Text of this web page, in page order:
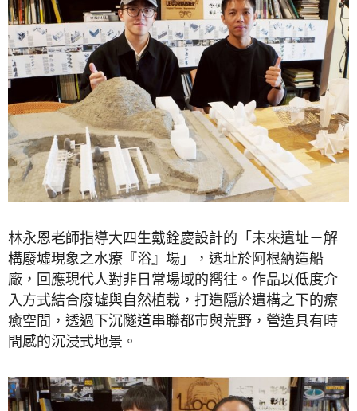
林永恩老師指導大四生戴銓慶設計的「未來遺址－解
構廢墟現象之水療『浴』場」，選址於阿根納造船
廠，回應現代人對非日常場域的嚮往。作品以低度介
入方式結合廢墟與自然植栽，打造隱於遺構之下的療
癒空間，透過下沉隧道串聯都市與荒野，營造具有時
間感的沉浸式地景。